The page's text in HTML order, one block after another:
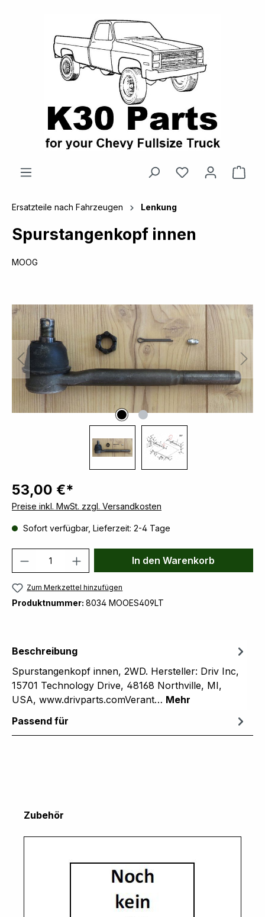
Ersatzteile nach Fahrzeugen Lenkung
Spurstangenkopf innen
MOOG
53,00 €*
Preise inkl. MwSt. zzgl. Versandkosten
Sofort verfügbar, Lieferzeit: 2-4 Tage
Produkt Anzahl: Gib denIn den Warenkorb
Zum Merkzettel hinzufügen
Produktnummer: 8034 MOOES409LT
Beschreibung
Spurstangenkopf innen, 2WD. Hersteller: Driv Inc,
15701 Technology Drive, 48168 Northville, MI,
USA, www.drivparts.comVerant… Mehr
Passend für
Produktgalerie überspringen
Zubehör